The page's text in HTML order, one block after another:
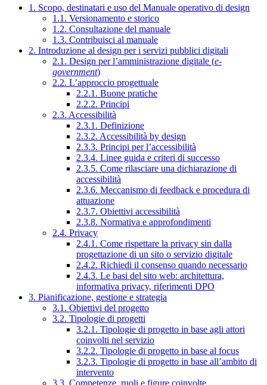
1. Scopo, destinatari e uso del Manuale operativo di design
1.1. Versionamento e storico
1.2. Consultazione del manuale
1.3. Contribuisci al manuale
2. Introduzione al design per i servizi pubblici digitali
2.1. Design per l’amministrazione digitale (e-
government)
2.2. L’approccio progettuale
2.2.1. Buone pratiche
2.2.2. Principi
2.3. Accessibilità
2.3.1. Definizione
2.3.2. Accessibilità by design
2.3.3. Principi per l’accessibilità
2.3.4. Linee guida e criteri di successo
2.3.5. Come rilasciare una dichiarazione di
accessibilità
2.3.6. Meccanismo di feedback e procedura di
attuazione
2.3.7. Obiettivi accessibilità
2.3.8. Normativa e approfondimenti
2.4. Privacy
2.4.1. Come rispettare la privacy sin dalla
progettazione di un sito o servizio digitale
2.4.2. Richiedi il consenso quando necessario
2.4.3. Le basi del sito web: architettura,
informativa privacy, riferimenti DPO
3. Pianificazione, gestione e strategia
3.1. Obiettivi del progetto
3.2. Tipologie di progetti
3.2.1. Tipologie di progetto in base agli attori
coinvolti nel servizio
3.2.2. Tipologie di progetto in base al focus
3.2.3. Tipologie di progetto in base all’ambito di
intervento
3.3. Competenze, ruoli e figure coinvolte